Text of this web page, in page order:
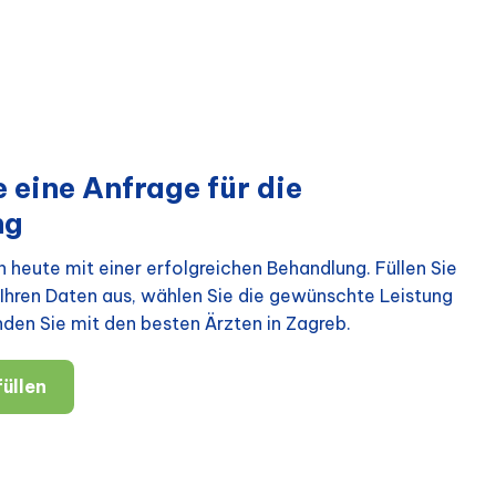
eine Anfrage für die
heute mit einer erfolgreichen Behandlung. Füllen Sie
Daten aus, wählen Sie die gewünschte Leistung
Sie mit den besten Ärzten in Zagreb.